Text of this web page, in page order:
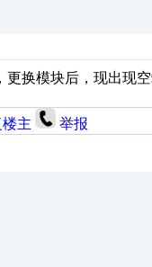
更换模块后，现出现
楼主 举报